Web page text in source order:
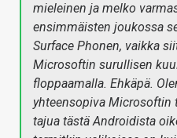
mieleinen ja melko
ensimmäisten joukossa
Surface Phonen, vaikka
Microsoftin surullisen
floppaamalla. Ehkäpä.
yhteensopiva Microsoftin
tajua tästä Androidista